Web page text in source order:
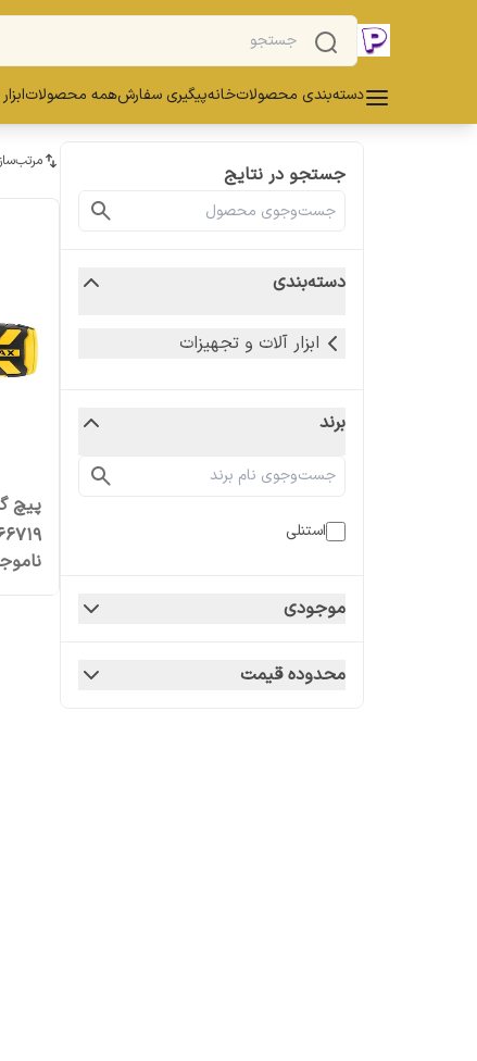
دسته‌بندی محصولاتخانهپیگیری سفارشهمه محصولات
جستجو در نتایج
دسته‌بندی
ابزار آلات و تجهیزات
برند
استنلی
موجودی
محدوده قیمت
پیچ